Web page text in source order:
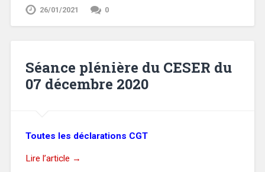
26/01/2021 0
Séance plénière du CESER du
07 décembre 2020
Toutes les déclarations CGT
Lire l’article →